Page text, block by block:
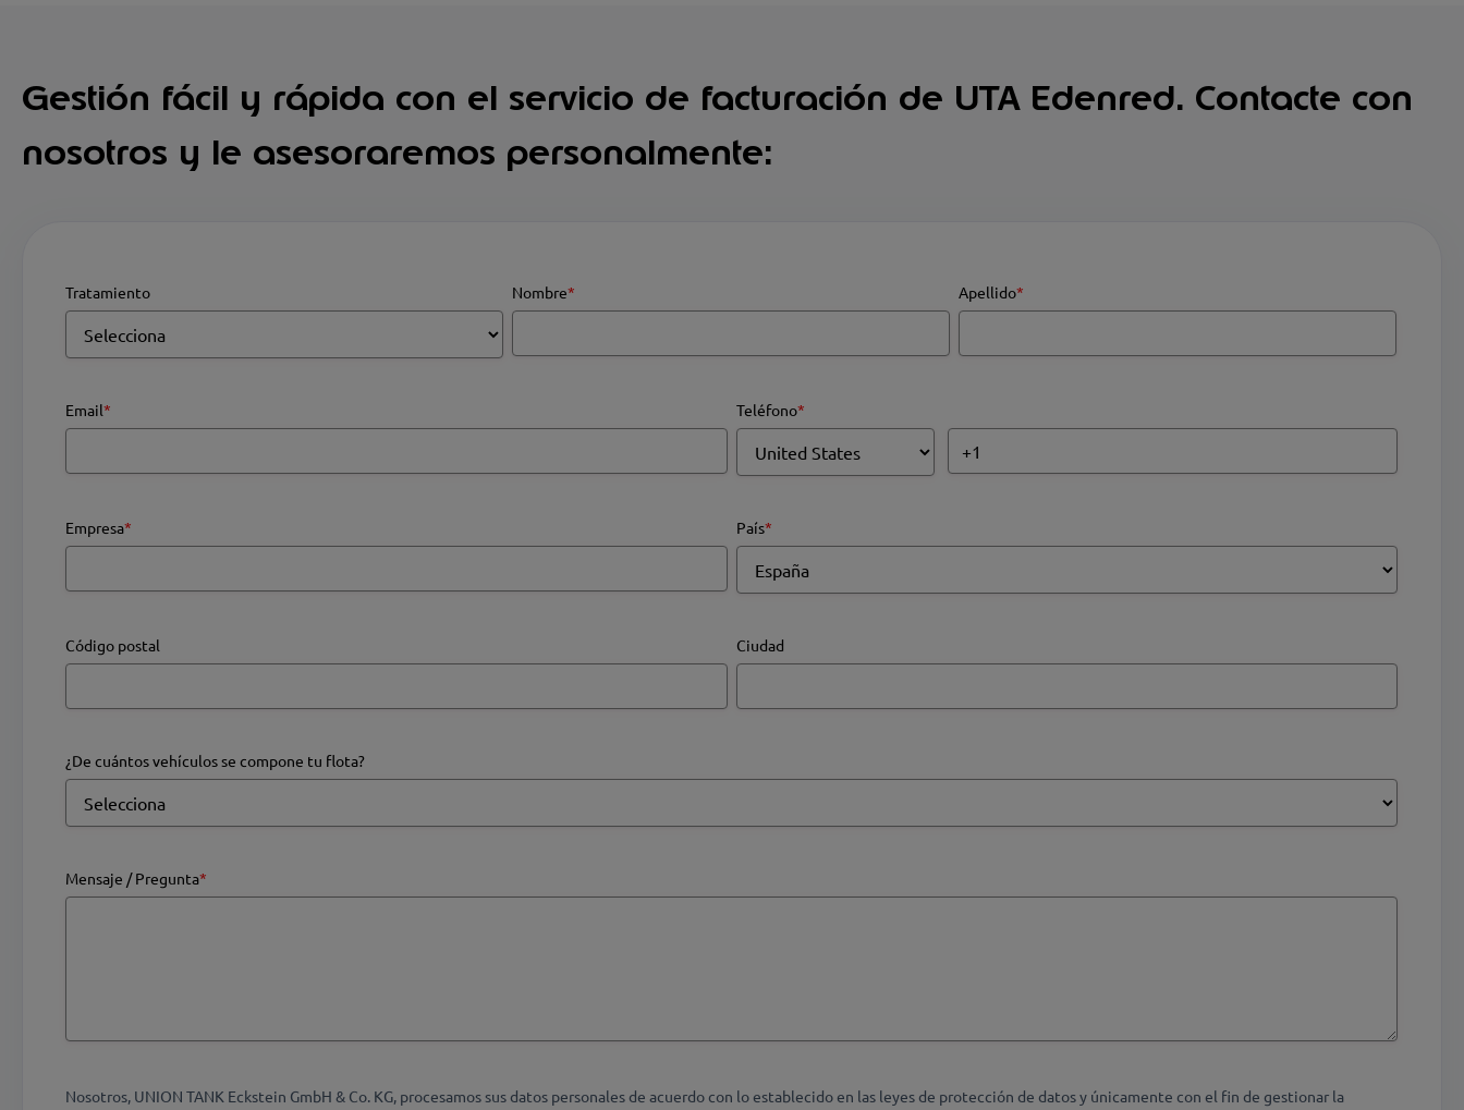
Gestión fácil y rápida con el servicio de facturación de UTA Edenred. Contacte con
nosotros y le asesoraremos personalmente:
Tratamiento Nombre* Apellido*
Email* Teléfono*
Empresa* País*
Código postal Ciudad
¿De cuántos vehículos se compone tu flota?
Mensaje / Pregunta*
Nosotros, UNION TANK Eckstein GmbH & Co. KG, procesamos sus datos personales de acuerdo con lo establecido en las leyes de protección de datos y únicamente con el fin de gestionar la